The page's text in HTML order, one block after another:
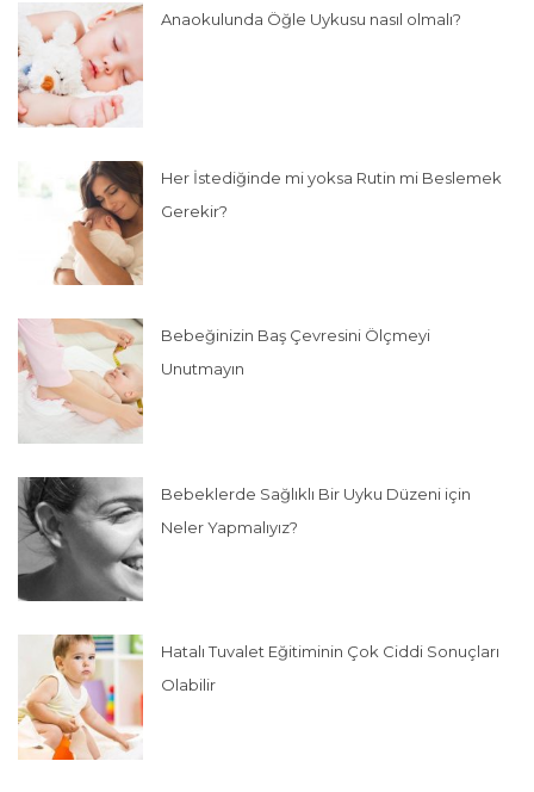
Anaokulunda Öğle Uykusu nasıl olmalı?
Her İstediğinde mi yoksa Rutin mi Beslemek
Gerekir?
Bebeğinizin Baş Çevresini Ölçmeyi
Unutmayın
Bebeklerde Sağlıklı Bir Uyku Düzeni için
Neler Yapmalıyız?
Hatalı Tuvalet Eğitiminin Çok Ciddi Sonuçları
Olabilir